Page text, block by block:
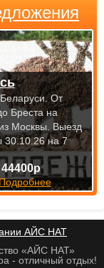
44400р
От
Бреста на
Москвы. Выезд
30.10.26 на 7
АЙС НАТ
«АЙС НАТ»
- отличный отдых!